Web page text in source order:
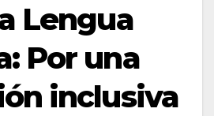
Lengua
Por una
inclusiva